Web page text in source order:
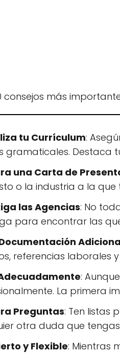
consejos más
tu Currículum:
gramaticales. Destaca
una Carta de
o la industria a la
las Agencias: No
para encontrar las
referencias laborales
:
La primera
Preguntas: Ten listas
otra duda que
y Flexible: Mientras